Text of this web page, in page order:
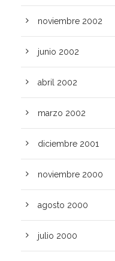
noviembre 2002
junio 2002
abril 2002
marzo 2002
diciembre 2001
noviembre 2000
agosto 2000
julio 2000